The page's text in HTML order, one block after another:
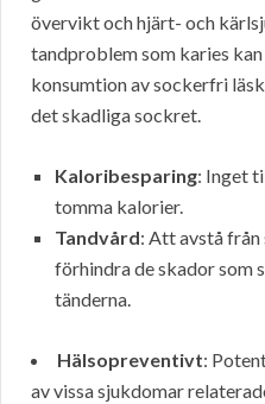
övervikt och hjärt- och
tandproblem som karies
konsumtion av sockerfri
det skadliga sockret.
Kaloribesparing: Inget
tomma kalorier.
Tandvård: Att avstå
förhindra de skador som
tänderna.
Hälsopreventivt:
av vissa sjukdomar